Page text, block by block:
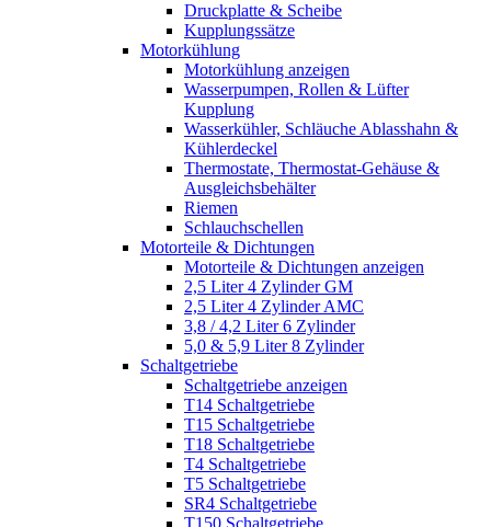
Druckplatte & Scheibe
Kupplungssätze
Motorkühlung
Motorkühlung anzeigen
Wasserpumpen, Rollen & Lüfter
Kupplung
Wasserkühler, Schläuche Ablasshahn &
Kühlerdeckel
Thermostate, Thermostat-Gehäuse &
Ausgleichsbehälter
Riemen
Schlauchschellen
Motorteile & Dichtungen
Motorteile & Dichtungen anzeigen
2,5 Liter 4 Zylinder GM
2,5 Liter 4 Zylinder AMC
3,8 / 4,2 Liter 6 Zylinder
5,0 & 5,9 Liter 8 Zylinder
Schaltgetriebe
Schaltgetriebe anzeigen
T14 Schaltgetriebe
T15 Schaltgetriebe
T18 Schaltgetriebe
T4 Schaltgetriebe
T5 Schaltgetriebe
SR4 Schaltgetriebe
T150 Schaltgetriebe